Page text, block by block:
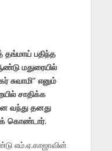
பதிந்த
மதுரையில்
சுவாமி” எனும்
சாதிக்க
வந்து தனது
கொண்டார்.
எம்.ஏ.காஜாவின்